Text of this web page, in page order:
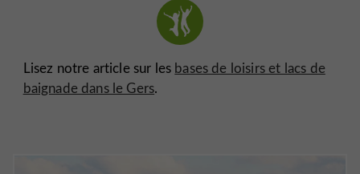
Lisez notre article sur les bases de loisirs et lacs de
baignade dans le Gers.